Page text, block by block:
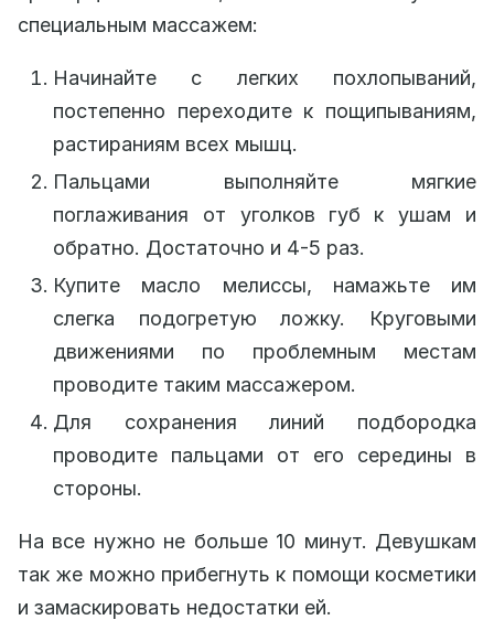
специальным массажем:
Начинайте с легких похлопываний,
постепенно переходите к пощипываниям,
растираниям всех мышц.
Пальцами выполняйте мягкие
поглаживания от уголков губ к ушам и
обратно. Достаточно и 4-5 раз.
Купите масло мелиссы, намажьте им
слегка подогретую ложку. Круговыми
движениями по проблемным местам
проводите таким массажером.
Для сохранения линий подбородка
проводите пальцами от его середины в
стороны.
На все нужно не больше 10 минут. Девушкам
так же можно прибегнуть к помощи косметики
и замаскировать недостатки ей.